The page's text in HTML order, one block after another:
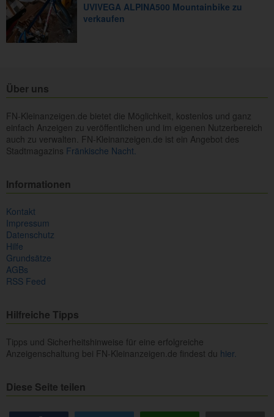
UVIVEGA ALPINA500 Mountainbike zu
verkaufen
Über uns
FN-Kleinanzeigen.de bietet die Möglichkeit, kostenlos und ganz
einfach Anzeigen zu veröffentlichen und im eigenen Nutzerbereich
auch zu verwalten. FN-Kleinanzeigen.de ist ein Angebot des
Stadtmagazins Fränkische Nacht.
Informationen
Kontakt
Impressum
Datenschutz
Hilfe
Grundsätze
AGBs
RSS Feed
Hilfreiche Tipps
Tipps und Sicherheitshinweise für eine erfolgreiche
Anzeigenschaltung bei FN-Kleinanzeigen.de findest du hier.
Diese Seite teilen